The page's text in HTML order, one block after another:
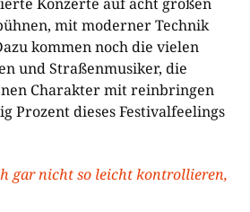
mit moderner Technik
kommen noch die vielen
und Straßenmusiker, die
Charakter mit reinbringen
Prozent dieses Festivalfeelings
gar nicht so leicht kontrollieren,